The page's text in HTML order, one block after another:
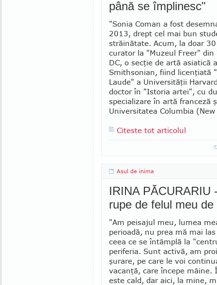
până se împlinesc"
"Sonia Coman a fost
2013, drept cel mai bun
străinătate. Acum, la doar
curator la "Muzeul Freer" din
DC, o secţie de artă asiatică
Smithsonian, fiind licenţiată
Laude" a Uni­ver­sităţii
doctor în "Istoria artei", cu
specializare în artă franceză
Uni­ver­sitatea Columbia
Citeste tot articolul
Asul de inima
IRINA PĂCURARIU
rupe de felul meu
"Am peisajul meu, lumea
pe­rioadă, nu prea mă mai
ceea ce se în­tâmplă la
periferia. Sunt activă, am
şu­rare, pe care le voi
vacanţă, care începe mâine.
este cald, dar aici, la mine,